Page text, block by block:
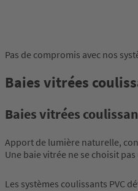
Pas de compromis avec nos
Baies vitrées
Baies vitrées
Apport de lumière naturelle,
Une baie vitrée ne se choisit
Les systèmes coulissants PVC